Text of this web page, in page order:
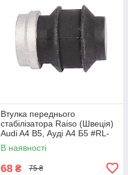
Втулка переднього
стабілізатора Raiso (Швеція)
Audi A4 B5, Ауді А4 Б5 #RL-
411317B UAADJDO7
В наявності
68 ₴ 75 ₴